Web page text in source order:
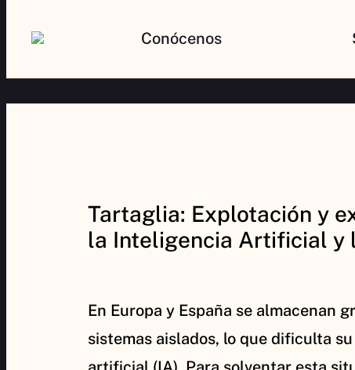
Conócenos
Tartaglia: Explotación y
la Inteligencia Artificial y
En Europa y España se almacenan
sistemas aislados, lo que dificulta